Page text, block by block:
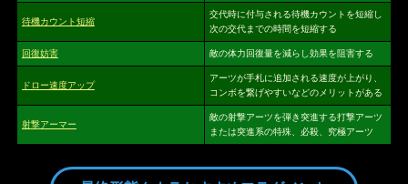
待機カウント短縮
交代時に付与される待機カウントを短縮し
次の交代までの時間を短縮する
回復妨害 敵の体力回復量を減らし効果を阻害する
ドロー速度アップ
アーツが手札に追加される速度が上がり、
コンボを繋げやすいなどのメリットがある
射撃アーマー
敵の射撃アーツを弾き突進する打撃アーツ
または突進系の特殊、必殺、究極アーツ